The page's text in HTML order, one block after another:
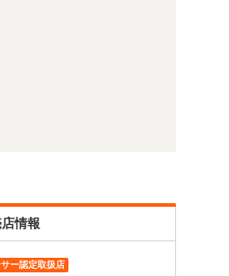
情報
ー認定取扱店